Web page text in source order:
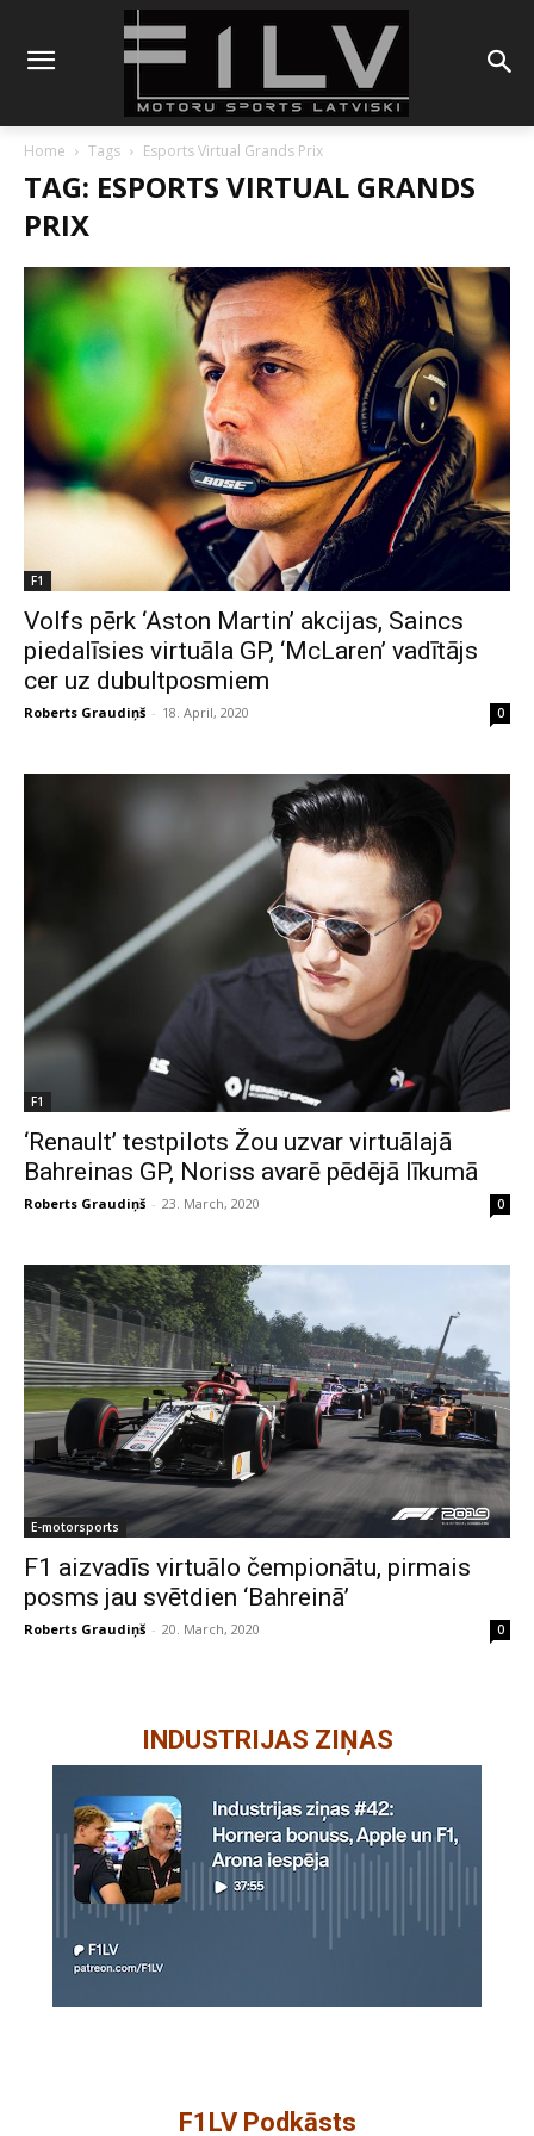
Home Tags Esports Virtual Grands Prix
TAG: ESPORTS VIRTUAL GRANDS
PRIX
F1
Volfs pērk ‘Aston Martin’ akcijas, Saincs
piedalīsies virtuāla GP, ‘McLaren’ vadītājs
cer uz dubultposmiem
Roberts Graudiņš - 18. April, 2020 0
F1
‘Renault’ testpilots Žou uzvar virtuālajā
Bahreinas GP, Noriss avarē pēdējā līkumā
Roberts Graudiņš - 23. March, 2020 0
E-motorsports
F1 aizvadīs virtuālo čempionātu, pirmais
posms jau svētdien ‘Bahreinā’
Roberts Graudiņš - 20. March, 2020 0
INDUSTRIJAS ZIŅAS
F1LV Podkāsts